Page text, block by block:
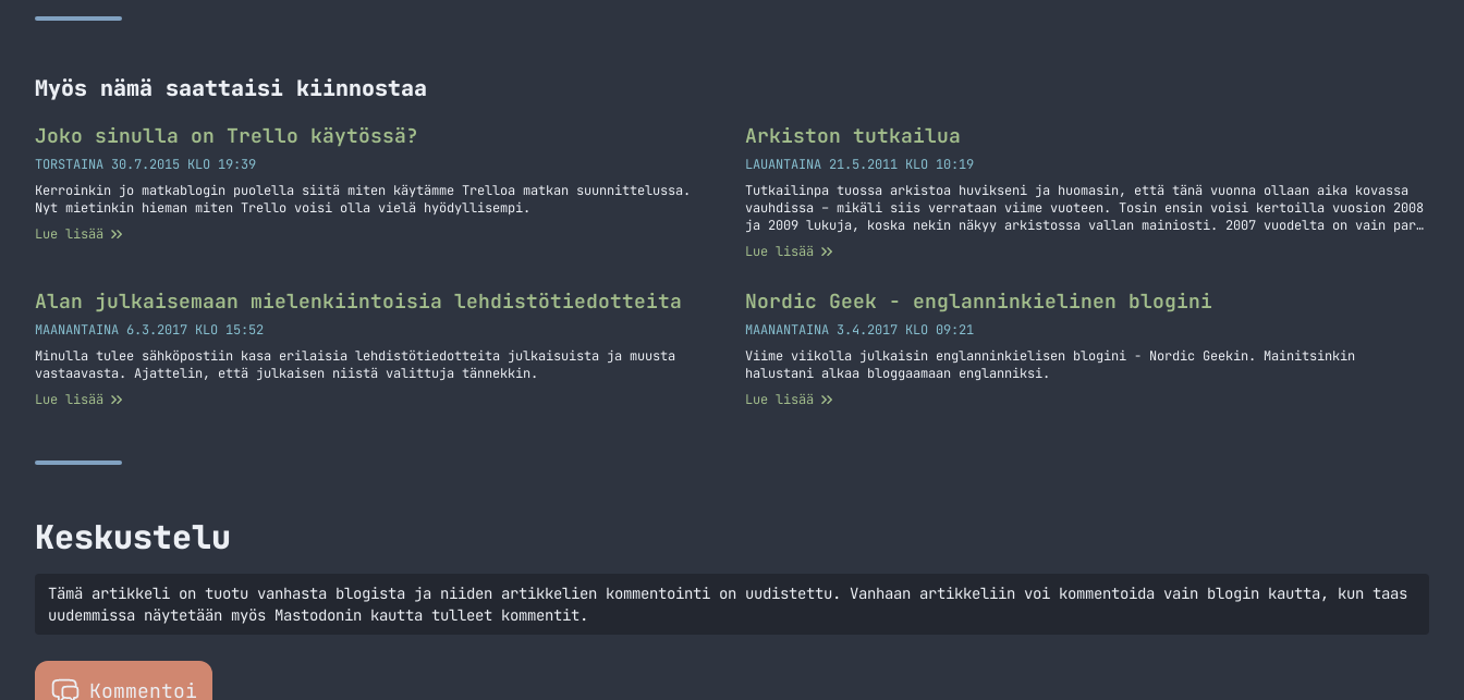
Myös nämä saattaisi kiinnostaa
Joko sinulla on Trello käytössä?
TORSTAINA 30.7.2015 KLO 19:39
Kerroinkin jo matkablogin puolella siitä miten käytämme Trelloa matkan suunnittelussa.
Nyt mietinkin hieman miten Trello voisi olla vielä hyödyllisempi.
Lue lisää
Arkiston tutkailua
LAUANTAINA 21.5.2011 KLO 10:19
Tutkailinpa tuossa arkistoa huvikseni ja huomasin, että tänä vuonna ollaan aika kovassa
vauhdissa – mikäli siis verrataan viime vuoteen. Tosin ensin voisi kertoilla vuosion 2008
ja 2009 lukuja, koska nekin näkyy arkistossa vallan mainiosti. 2007 vuodelta on vain pari
postausta tuotu tänne, joten se ei ole kovin vertailukelpoinen enää. 2008 vuonna olin
kirjoitellut 62 postausta… Jatka lukemista Arkiston tutkailua
Lue lisää
Alan julkaisemaan mielenkiintoisia lehdistötiedotteita
MAANANTAINA 6.3.2017 KLO 15:52
Minulla tulee sähköpostiin kasa erilaisia lehdistötiedotteita julkaisuista ja muusta
vastaavasta. Ajattelin, että julkaisen niistä valittuja tännekkin.
Lue lisää
Nordic Geek - englanninkielinen blogini
MAANANTAINA 3.4.2017 KLO 09:21
Viime viikolla julkaisin englanninkielisen blogini - Nordic Geekin. Mainitsinkin
halustani alkaa bloggaamaan englanniksi.
Lue lisää
Keskustelu
Tämä artikkeli on tuotu vanhasta blogista ja niiden artikkelien kommentointi on uudistettu. Vanhaan artikkeliin voi kommentoida vain blogin kautta, kun taas
uudemmissa näytetään myös Mastodonin kautta tulleet kommentit.
Kommentoi